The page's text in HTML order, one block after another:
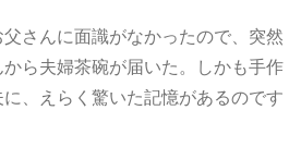
さんに面識がなかったので、突然
から夫婦茶碗が届いた。しかも手作
、えらく驚いた記憶があるのです